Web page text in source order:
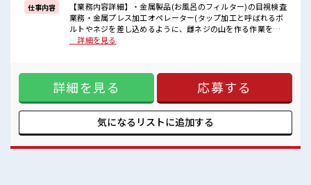
■職場の雰囲気
少人数の職場でこじんまり。
職場の仲間との交流もできちゃうかも？
仕事の合間の息抜きは休憩室で♪
仕事内容
【業務内容詳細】・金属製品(お風呂のフィルター)の目視検査
業務・金属プレス加工オペレーター(タップ加工と呼ばれるボ
ルトやネジを差し込めるように、雌ネジの山を作る作業を行
います。部品をセットしボタンを押すだけです。)【取扱製品
♪ ≪ヘアカラーOKで自由な雰囲気の職場≫ 明るすぎたり奇
抜でなければ基本的に自由！ (規定有)制服があると毎日の服
選びに悩まずOK♪ ≪未経験の方も大カンゲイ≫ 新しいこと
にチャレンジするのは不安だけど、 しっかり働く環境が整っ
ています！ イチからスキルUP・ステップUP目指していきま
しょう！ ≪自分に向いている仕事が探せる≫ 困った事などが
人数の職場でこじんまり。 職場の仲間との交流もできちゃう
…詳細を見る
詳細を見る 応募する
気になるリストに追加する